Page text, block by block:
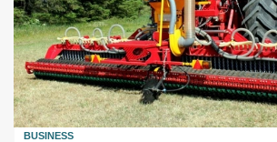
BUSINESS